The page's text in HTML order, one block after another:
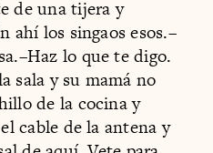
de una tijera y
ahí los singaos esos.–
lo que te digo.
sala y su mamá no
de la cocina y
cable de la antena y